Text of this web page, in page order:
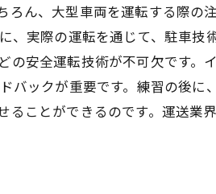
ろん、大型車両を運転する際
、実際の運転を通じて、駐車
安全運転技術が不可欠です
バックが重要です。練習の後
ことができるのです。運送